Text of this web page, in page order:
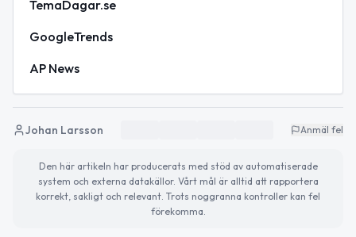
TemaDagar.se
GoogleTrends
AP News
Johan Larsson Anmäl fel
Den här artikeln har producerats med stöd av automatiserade
system och externa datakällor. Vårt mål är alltid att rapportera
korrekt, sakligt och relevant. Trots noggranna kontroller kan fel
förekomma.